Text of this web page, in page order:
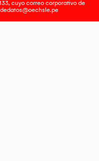
cuyo correo corporativo de